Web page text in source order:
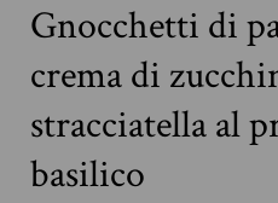
Gnocchetti di
crema di
stracciatella al
basilico